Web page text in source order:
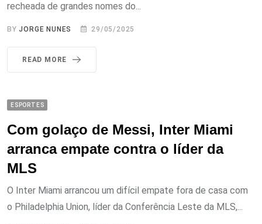
recheada de grandes nomes do...
BYJORGE NUNES 29/05/2025
READ MORE
ESPORTES
Com golaço de Messi, Inter Miami
arranca empate contra o líder da
MLS
O Inter Miami arrancou um difícil empate fora de casa com
o Philadelphia Union, líder da Conferência Leste da MLS,...